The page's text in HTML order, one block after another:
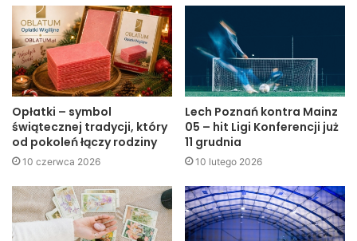
Antoni Wiśniowski
Opłatki – symbol
świątecznej tradycji, który
od pokoleń łączy rodziny
10 czerwca 2026
Lech Poznań kontra Mainz
05 – hit Ligi Konferencji już
11 grudnia
10 lutego 2026